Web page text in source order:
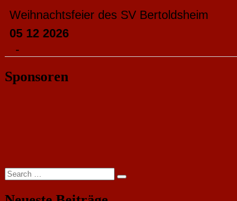
Weihnachtsfeier des SV Bertoldsheim
05 12 2026
-
Sponsoren
Search
for:
Search